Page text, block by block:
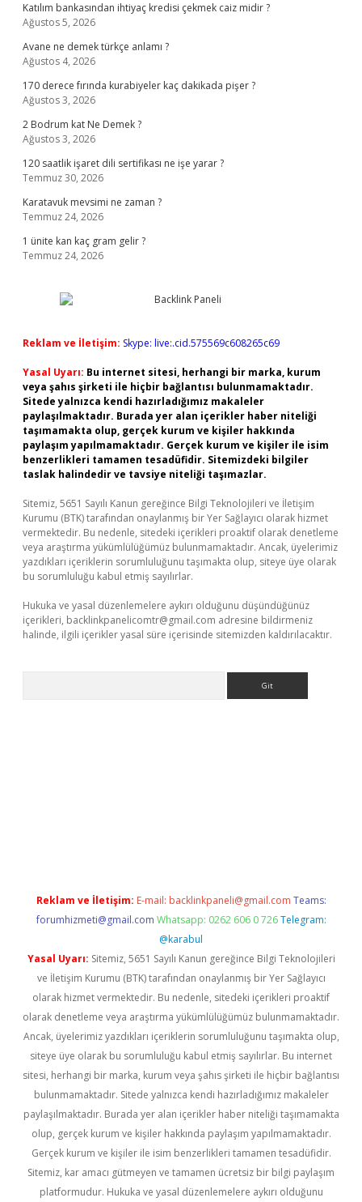
Katılım bankasından ihtiyaç kredisi çekmek caiz midir ?
Ağustos 5, 2026
Avane ne demek türkçe anlamı ?
Ağustos 4, 2026
170 derece fırında kurabiyeler kaç dakikada pişer ?
Ağustos 3, 2026
2 Bodrum kat Ne Demek ?
Ağustos 3, 2026
120 saatlik işaret dili sertifikası ne işe yarar ?
Temmuz 30, 2026
Karatavuk mevsimi ne zaman ?
Temmuz 24, 2026
1 ünite kan kaç gram gelir ?
Temmuz 24, 2026
Reklam ve İletişim: Skype: live:.cid.575569c608265c69
Yasal Uyarı: Bu internet sitesi, herhangi bir marka, kurum
veya şahıs şirketi ile hiçbir bağlantısı bulunmamaktadır.
Sitede yalnızca kendi hazırladığımız makaleler
paylaşılmaktadır. Burada yer alan içerikler haber niteliği
taşımamakta olup, gerçek kurum ve kişiler hakkında
paylaşım yapılmamaktadır. Gerçek kurum ve kişiler ile isim
benzerlikleri tamamen tesadüfidir. Sitemizdeki bilgiler
taslak halindedir ve tavsiye niteliği taşımazlar.
Sitemiz, 5651 Sayılı Kanun gereğince Bilgi Teknolojileri ve İletişim
Kurumu (BTK) tarafından onaylanmış bir Yer Sağlayıcı olarak hizmet
vermektedir. Bu nedenle, sitedeki içerikleri proaktif olarak denetleme
veya araştırma yükümlülüğümüz bulunmamaktadır. Ancak, üyelerimiz
yazdıkları içeriklerin sorumluluğunu taşımakta olup, siteye üye olarak
bu sorumluluğu kabul etmiş sayılırlar.
Hukuka ve yasal düzenlemelere aykırı olduğunu düşündüğünüz
içerikleri, backlinkpanelicomtr@gmail.com adresine bildirmeniz
halinde, ilgili içerikler yasal süre içerisinde sitemizden kaldırılacaktır.
Reklam ve İletişim: E-mail: backlinkpaneli@gmail.com Teams:
forumhizmeti@gmail.com Whatsapp: 0262 606 0 726 Telegram:
@karabul
Yasal Uyarı: Sitemiz, 5651 Sayılı Kanun gereğince Bilgi Teknolojileri
ve İletişim Kurumu (BTK) tarafından onaylanmış bir Yer Sağlayıcı
olarak hizmet vermektedir. Bu nedenle, sitedeki içerikleri proaktif
olarak denetleme veya araştırma yükümlülüğümüz bulunmamaktadır.
Ancak, üyelerimiz yazdıkları içeriklerin sorumluluğunu taşımakta olup,
siteye üye olarak bu sorumluluğu kabul etmiş sayılırlar. Bu internet
sitesi, herhangi bir marka, kurum veya şahıs şirketi ile hiçbir bağlantısı
bulunmamaktadır. Sitede yalnızca kendi hazırladığımız makaleler
paylaşılmaktadır. Burada yer alan içerikler haber niteliği taşımamakta
olup, gerçek kurum ve kişiler hakkında paylaşım yapılmamaktadır.
Gerçek kurum ve kişiler ile isim benzerlikleri tamamen tesadüfidir.
Sitemiz, kar amacı gütmeyen ve tamamen ücretsiz bir bilgi paylaşım
platformudur. Hukuka ve yasal düzenlemelere aykırı olduğunu